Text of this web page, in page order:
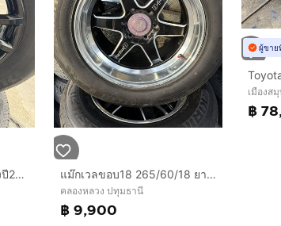
แม๊กเอ๊กซีรี่ 215/70/16 ยางปี22 ดอกหนาๆๆ แม๊กเวลขอบ18 265/60/18 ยางปี25
คลองหลวง ปทุมธานี
฿ 9,900
ผู้ขาย
เมืองส
฿